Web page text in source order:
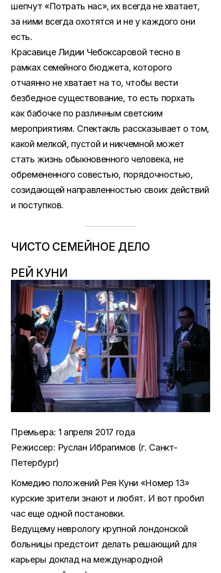
шепчут «Потрать нас», их всегда не хватает,
за ними всегда охотятся и не у каждого они
есть.
Красавице Лидии Чебоксаровой тесно в
рамках семейного бюджета, которого
отчаянно не хватает на то, чтобы вести
безбедное существование, то есть порхать
как бабочке по различным светским
мероприятиям. Спектакль рассказывает о том,
какой мелкой, пустой и никчемной может
стать жизнь обыкновенного человека, не
обремененного совестью, порядочностью,
созидающей направленностью своих действий
и поступков.
ЧИСТО СЕМЕЙНОЕ ДЕЛО
РЕЙ КУНИ
Премьера: 1 апреля 2017 года
Режиссер: Руслан Ибрагимов (г. Санкт-
Петербург)
Комедию положений Рея Куни «Номер 13»
курские зрители знают и любят. И вот пробил
час еще одной постановки.
Ведущему неврологу крупной лондонской
больницы предстоит делать решающий для
карьеры доклад на международной